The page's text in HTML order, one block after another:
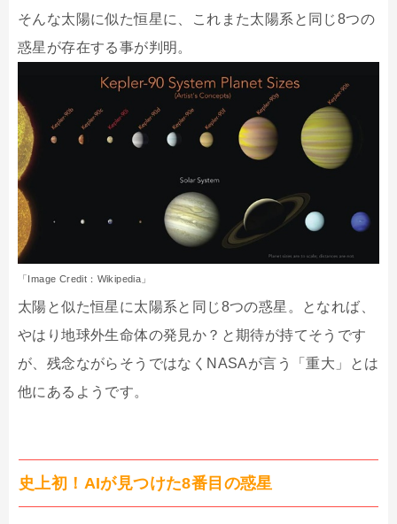
そんな太陽に似た恒星に、これまた太陽系と同じ8つの
惑星が存在する事が判明。
「Image Credit：Wikipedia」
太陽と似た恒星に太陽系と同じ8つの惑星。となれば、
やはり地球外生命体の発見か？と期待が持てそうです
が、残念ながらそうではなくNASAが言う「重大」とは
他にあるようです。
史上初！AIが見つけた8番目の惑星